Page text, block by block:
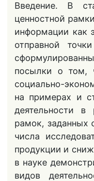
Введение. В
ценностной
информации как
отправной
посылки о том,
социально-
на примерах и
деятельности в
рамок, заданных
числа
продукции и
в науке
видов